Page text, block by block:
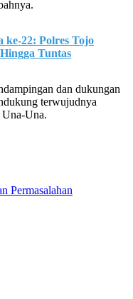
ke-22: Polres Tojo
Tuntas
dan dukungan
terwujudnya
Una-Una.
Permasalahan